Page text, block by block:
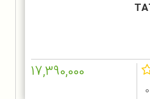
17,390,000